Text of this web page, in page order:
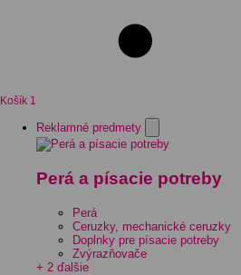
Košík 1
Reklamné predmety
Perá a písacie potreby
Perá
Ceruzky, mechanické ceruzky
Doplnky pre písacie potreby
Zvýrazňovače
+ 2 ďalšie